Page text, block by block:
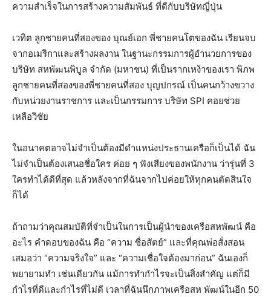
ความสำเร็จในการสร้างความสัมพันธ์ ที่ดีกับบริษัทญี่ปุ่น
เวทิต ลูกชายคนที่สองของ บุณย์เอก พี่ชายคนโตของฉัน เรียนจบ
จากอเมริกาและสร้างผลงาน ในฐานะกรรมการผู้อำนวยการของ
บริษัท สหพัฒนพิบูล จํากัด (มหาชน) ที่เป็นรากเหง้าของเรา พิภพ
ลูกชายคนที่สองของพี่ชายคนที่สอง บุญปกรณ์ เป็นคนกว้างขวาง
กับหน่วยงานราชการ และเป็นกรรมการ บริษัท SPI คอยช่วย
เหลือวิชัย
ในอนาคตอาจไม่จําเป็นต้องมีดำแหน่งประธานเครือก็เป็นได้ ฉัน
ไม่จําเป็นต้องเสนอชื่อใคร ค่อย ๆ ฟังเสียงของพนักงาน ว่ารุ่นที่ 3
ใครทำได้ดีที่สุด แล้วหลังจากที่ฉันจากไปค่อยให้ทุกคนตัดสินใจ
ก็ได้
ถ้าถามว่าคุณสมบัติที่จําเป็นในการเป็นผู้นำของเครือสหพัฒน์ คือ
อะไร คำดอบของฉัน คือ “ความ ซื่อสัตย์” และที่คุณพ่อสั่งสอน
เสมอว่า “ความจริงใจ” และ “ความเชื่อใจต้องมาก่อน” ฉันเองก็
พยายามทำ เช่นเดียวกัน แม้การทำกำไรจะเป็นสิ่งสำคัญ แต่ก็มี
กำไรที่ดีและกำไรที่ไม่ดี เวลาที่ฉันนึกภาพเครือสห พัฒน์ในอีก 50